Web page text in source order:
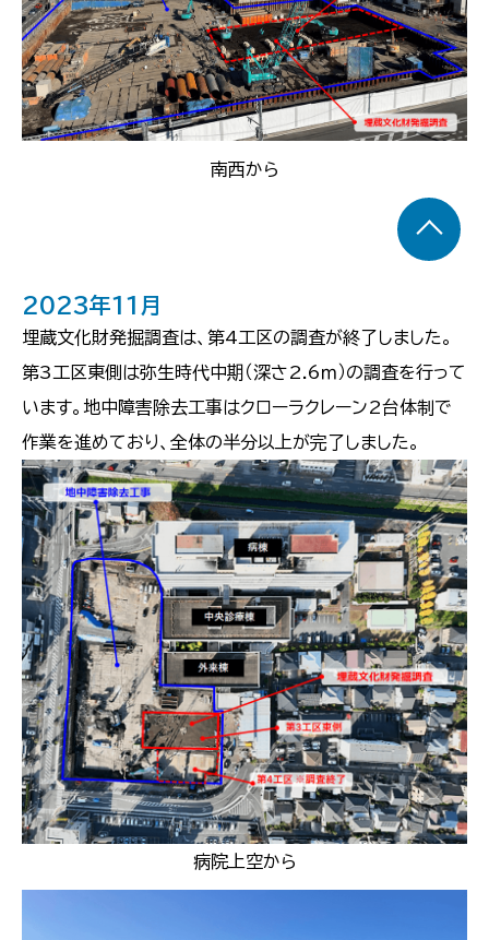
南西から
2023年11月
埋蔵文化財発掘調査は、第4工区の調査が終了しました。
第3工区東側は弥生時代中期（深さ2.6ｍ）の調査を行って
います。地中障害除去工事はクローラクレーン2台体制で
作業を進めており、全体の半分以上が完了しました。
病院上空から